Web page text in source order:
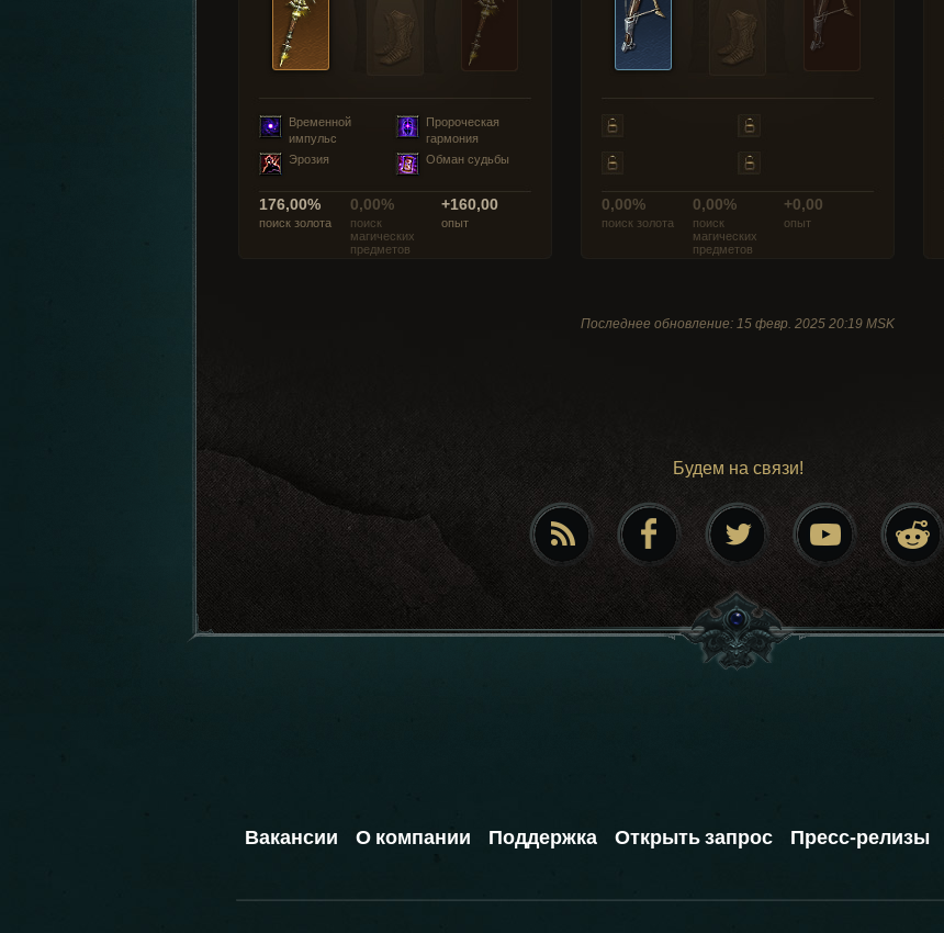
Временной
импульс
Пророческая
гармония
Эрозия
Обман судьбы
176,00%
поиск золота
0,00%
поиск
магических
предметов
+160,00
опыт
0,00%
поиск золота
0,00%
поиск
магических
предметов
+0,00
опыт
Последнее обновление: 15 февр. 2025 20:19 MSK
Будем на связи!